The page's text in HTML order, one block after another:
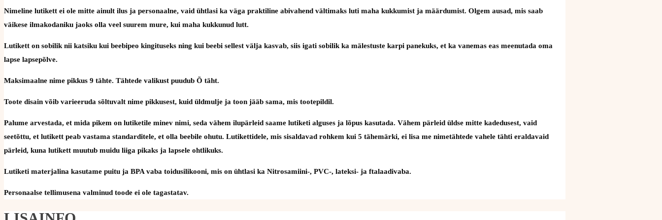
Nimeline lutikett ei ole mitte ainult ilus ja personaalne, vaid ühtlasi ka väga praktiline abivahend vältimaks luti maha kukkumist ja määrdumist. Olgem ausad, mis saab
väikese ilmakodaniku jaoks olla veel suurem mure, kui maha kukkunud lutt.
Lutikett on sobilik nii katsiku kui beebipeo kingituseks ning kui beebi sellest välja kasvab, siis igati sobilik ka mälestuste karpi panekuks, et ka vanemas eas meenutada oma
lapse lapsepõlve.
Maksimaalne nime pikkus 9 tähte. Tähtede valikust puudub Õ täht.
Toote disain võib varieeruda sõltuvalt nime pikkusest, kuid üldmulje ja toon jääb sama, mis tootepildil.
Palume arvestada, et mida pikem on lutiketile minev nimi, seda vähem ilupärleid saame lutiketi alguses ja lõpus kasutada. Vähem pärleid üldse mitte kadedusest, vaid
seetõttu, et lutikett peab vastama standarditele, et olla beebile ohutu. Lutikettidele, mis sisaldavad rohkem kui 5 tähemärki, ei lisa me nimetähtede vahele tähti eraldavaid
pärleid, kuna lutikett muutub muidu liiga pikaks ja lapsele ohtlikuks.
Lutiketi materjalina kasutame puitu ja BPA vaba toidusilikooni, mis on ühtlasi ka Nitrosamiini-, PVC-, lateksi- ja ftalaadivaba.
Personaalse tellimusena valminud toode ei ole tagastatav.